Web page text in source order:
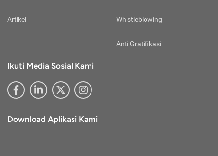
Artikel Whistleblowing
Anti Gratifikasi
Ikuti Media Sosial Kami
Download Aplikasi Kami